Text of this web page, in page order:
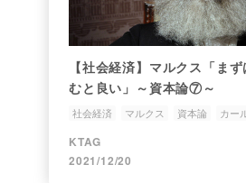
【社会経済】マルクス「ま
むと良い」～資本論⑦～
社会経済 マルクス 資本論
カー
産業革命
KTAG
2021/12/20